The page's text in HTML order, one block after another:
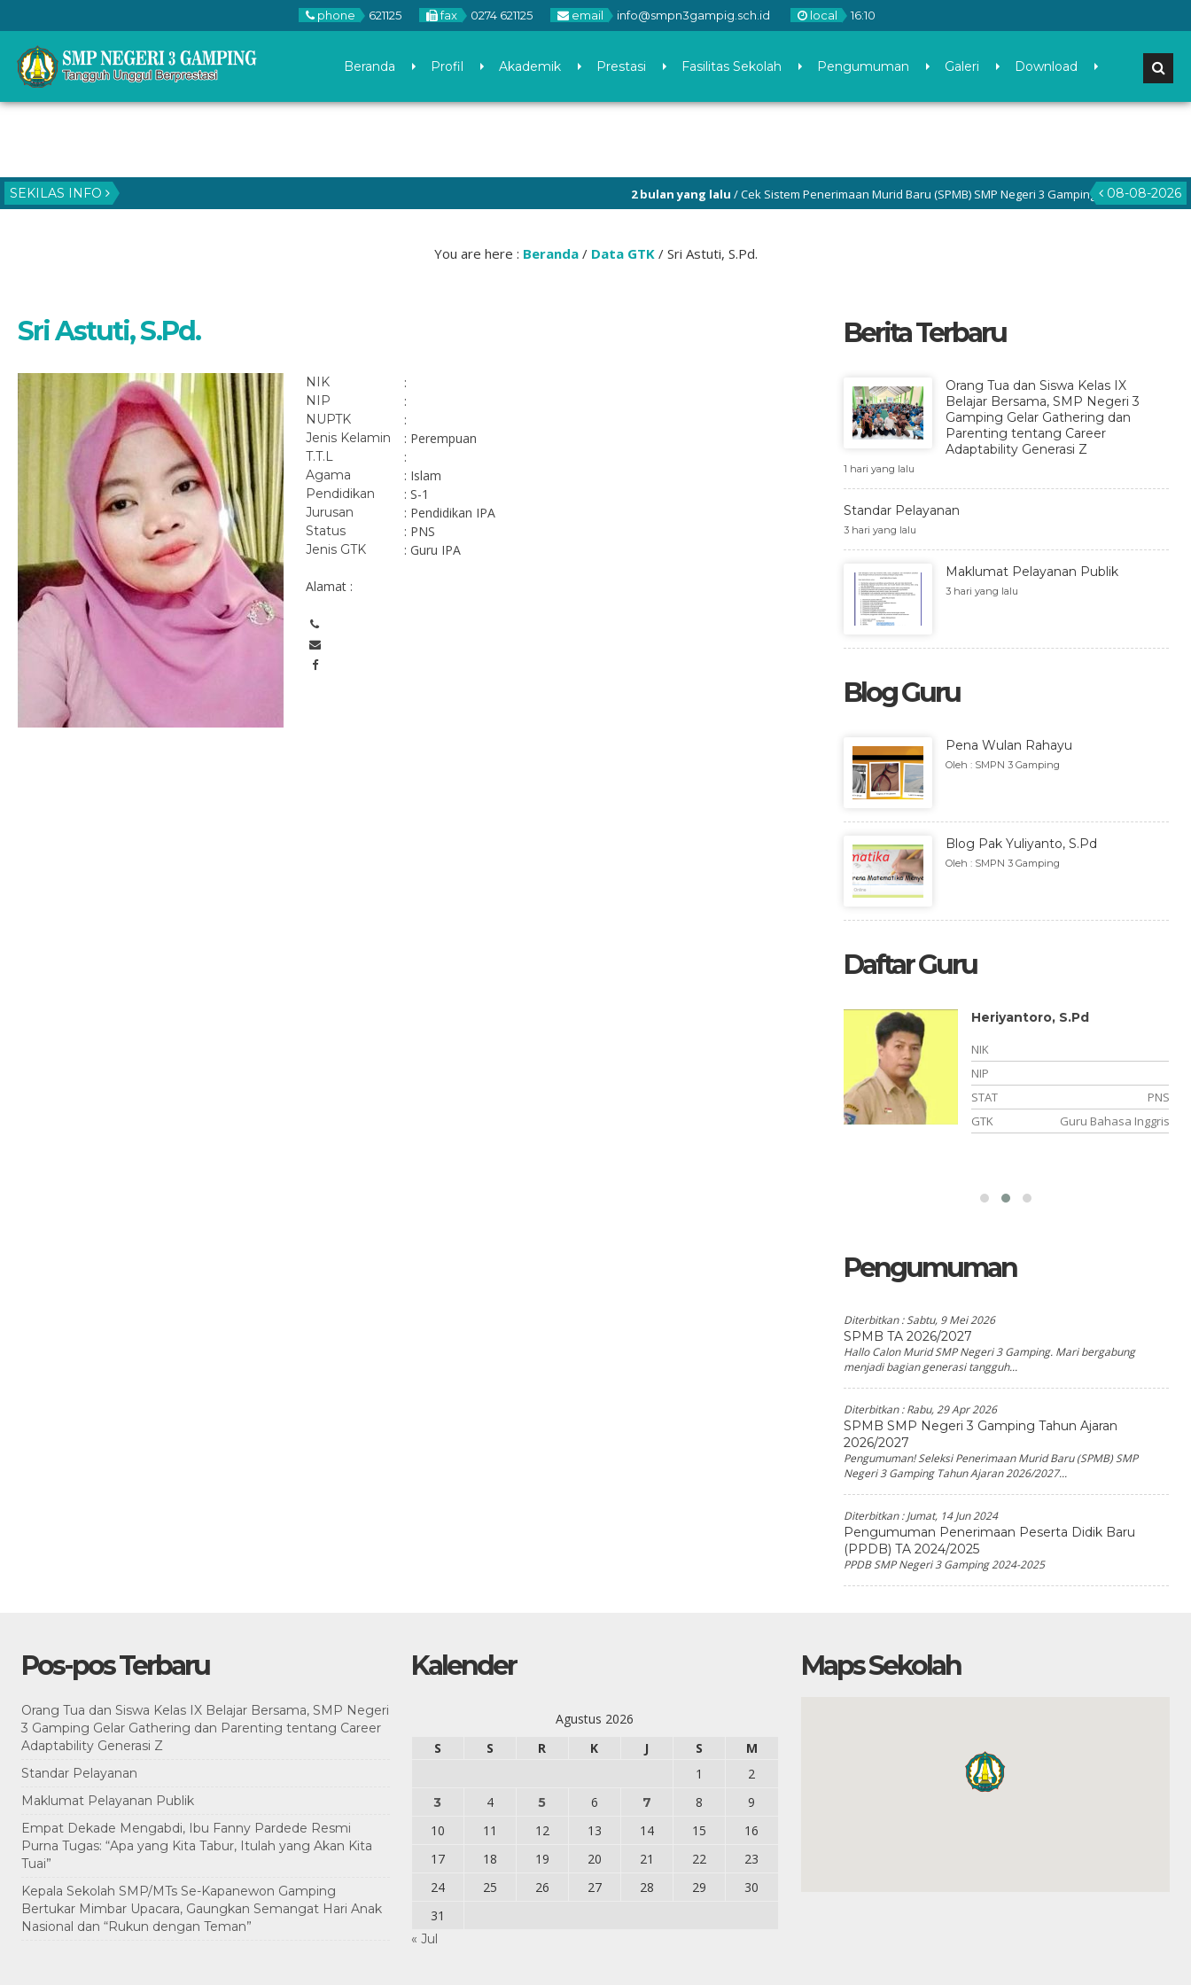
phone 621125 fax 0274 621125 email info@smpn3gampig.sch.id local 16:10
Beranda Profil Akademik Prestasi Fasilitas Sekolah Pengumuman Galeri Download
SEKILAS INFO 08-08-2026
2 bulan yang lalu/ Cek Sistem Penerimaan Murid Baru (SPMB) SMP Negeri 3 Gamping di menu Pengumuman
You are here : Beranda/ Data GTK/ Sri Astuti, S.Pd.
Sri Astuti, S.Pd.
NIK :
NIP :
NUPTK :
Jenis Kelamin : Perempuan
T.T.L :
Agama : Islam
Pendidikan : S-1
Jurusan : Pendidikan IPA
Status : PNS
Jenis GTK : Guru IPA
Alamat :
Berita Terbaru
Orang Tua dan Siswa Kelas IX
Belajar Bersama, SMP Negeri 3
Gamping Gelar Gathering dan
Parenting tentang Career
Adaptability Generasi Z
1 hari yang lalu
Standar Pelayanan
3 hari yang lalu
Maklumat Pelayanan Publik
3 hari yang lalu
Blog Guru
Pena Wulan Rahayu
Oleh : SMPN 3 Gamping
Blog Pak Yuliyanto, S.Pd
Oleh : SMPN 3 Gamping
Daftar Guru
Heriyantoro, S.Pd
NIK
NIP
STAT
PNS
GTK
Guru Bahasa Inggris
Pengumuman
Diterbitkan :Sabtu, 9 Mei 2026
SPMB TA 2026/2027
Hallo Calon Murid SMP Negeri 3 Gamping. Mari bergabung
menjadi bagian generasi tangguh...
Diterbitkan :Rabu, 29 Apr 2026
SPMB SMP Negeri 3 Gamping Tahun Ajaran
2026/2027
Pengumuman! Seleksi Penerimaan Murid Baru (SPMB) SMP
Negeri 3 Gamping Tahun Ajaran 2026/2027...
Diterbitkan :Jumat, 14 Jun 2024
Pengumuman Penerimaan Peserta Didik Baru
(PPDB) TA 2024/2025
PPDB SMP Negeri 3 Gamping 2024-2025
Pos-pos Terbaru
Orang Tua dan Siswa Kelas IX Belajar Bersama, SMP Negeri
3 Gamping Gelar Gathering dan Parenting tentang Career
Adaptability Generasi Z
Standar Pelayanan
Maklumat Pelayanan Publik
Empat Dekade Mengabdi, Ibu Fanny Pardede Resmi
Purna Tugas: “Apa yang Kita Tabur, Itulah yang Akan Kita
Tuai”
Kepala Sekolah SMP/MTs Se-Kapanewon Gamping
Bertukar Mimbar Upacara, Gaungkan Semangat Hari Anak
Nasional dan “Rukun dengan Teman”
Kalender
Agustus 2026
S
S R K J S
M
1
2
3 4 5 6 7 8
9
10
11 12 13 14 15
16
17
18 19 20 21 22
23
24
25 26 27 28 29
30
31
« Jul
Maps Sekolah